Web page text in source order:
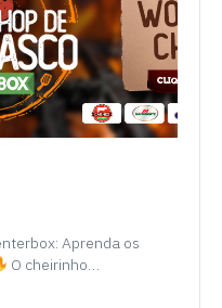
Aprenda os
O cheirinho…